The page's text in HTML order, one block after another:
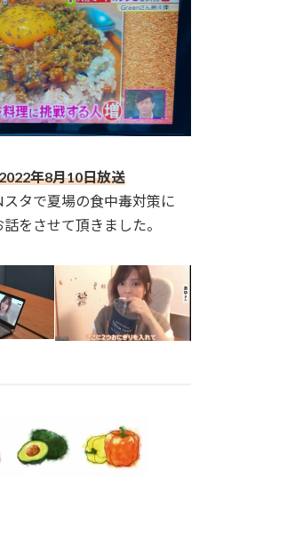
年8月10日放送
タで夏場の食中毒対策に
をさせて頂きました。